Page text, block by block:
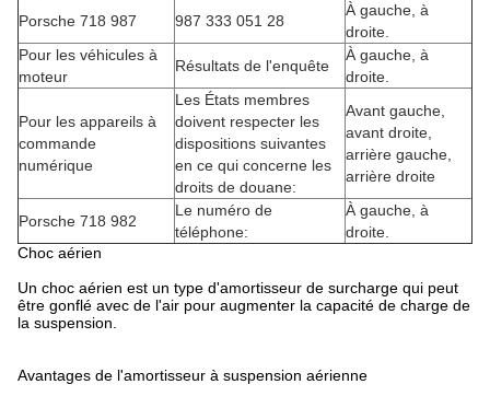
Porsche 718 987 987 333 051 28
À gauche, à
droite.
Pour les véhicules à
moteur
Résultats de l'enquête
À gauche, à
droite.
Pour les appareils à
commande
numérique
Les États membres
doivent respecter les
dispositions suivantes
en ce qui concerne les
droits de douane:
Avant gauche,
avant droite,
arrière gauche,
arrière droite
Porsche 718 982
Le numéro de
téléphone:
À gauche, à
droite.
Choc aérien
Un choc aérien est un type d'amortisseur de surcharge qui peut
être gonflé avec de l'air pour augmenter la capacité de charge de
la suspension.
Avantages de l'amortisseur à suspension aérienne